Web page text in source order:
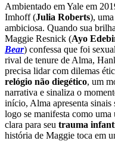
Ambientado em Yale em
Imhoff (Julia Roberts),
ambiciosa. Quando sua
Maggie Resnick (Ayo
Bear) confessa que foi
rival de tenure de Alma,
precisa lidar com dilemas
relógio não diegético, um
narrativa e sinaliza o
início, Alma apresenta sinais
logo se manifesta como uma
clara para seu trauma
história de Maggie toca em